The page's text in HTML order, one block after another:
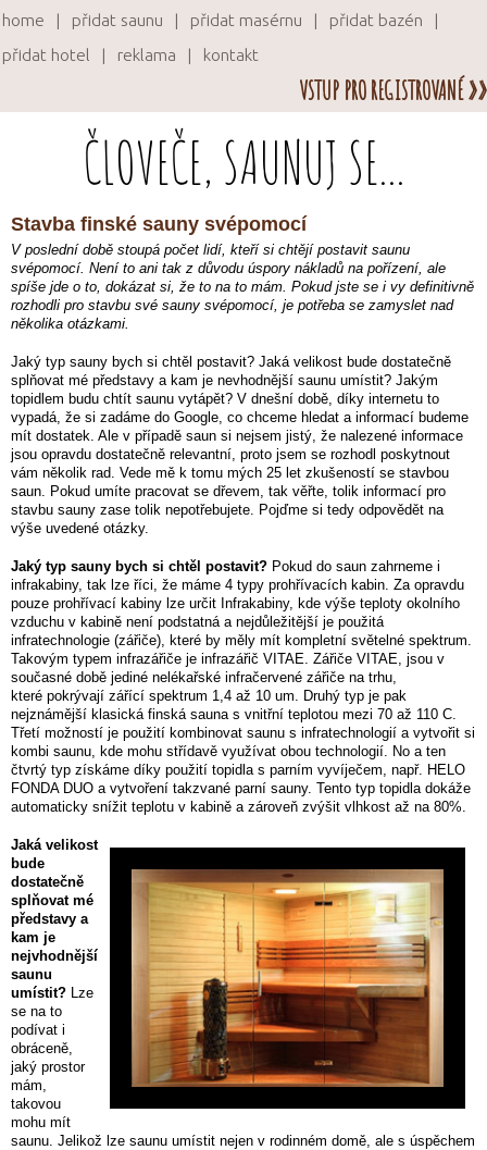
home přidat saunu přidat masérnu
přidat bazén
přidat hotel
reklama kontakt
VSTUP PRO REGISTROVANÉ »»
ČLOVEČE, SAUNUJ SE...
Stavba finské sauny svépomocí
V poslední době stoupá počet lidí, kteří si chtějí postavit saunu
svépomocí. Není to ani tak z důvodu úspory nákladů na pořízení, ale
spíše jde o to, dokázat si, že to na to mám. Pokud jste se i vy definitivně
rozhodli pro stavbu své sauny svépomocí, je potřeba se zamyslet nad
několika otázkami.
Jaký typ sauny bych si chtěl postavit? Jaká velikost bude dostatečně
splňovat mé představy a kam je nevhodnější saunu umístit? Jakým
topidlem budu chtít saunu vytápět? V dnešní době, díky internetu to
vypadá, že si zadáme do Google, co chceme hledat a informací budeme
mít dostatek. Ale v případě saun si nejsem jistý, že nalezené informace
jsou opravdu dostatečně relevantní, proto jsem se rozhodl poskytnout
vám několik rad. Vede mě k tomu mých 25 let zkušeností se stavbou
saun. Pokud umíte pracovat se dřevem, tak věřte, tolik informací pro
stavbu sauny zase tolik nepotřebujete. Pojďme si tedy odpovědět na
výše uvedené otázky.
Jaký typ sauny bych si chtěl postavit? Pokud do saun zahrneme i
infrakabiny, tak lze říci, že máme 4 typy prohřívacích kabin. Za opravdu
pouze prohřívací kabiny lze určit Infrakabiny, kde výše teploty okolního
vzduchu v kabině není podstatná a nejdůležitější je použitá
infratechnologie (zářiče), které by měly mít kompletní světelné spektrum.
Takovým typem infrazářiče je infrazářič VITAE. Zářiče VITAE, jsou v
současné době jediné nelékařské infračervené zářiče na trhu,
které pokrývají zářící spektrum 1,4 až 10 um. Druhý typ je pak
nejznámější klasická finská sauna s vnitřní teplotou mezi 70 až 110 C.
Třetí možností je použití kombinovat saunu s infratechnologií a vytvořit si
kombi saunu, kde mohu střídavě využívat obou technologií. No a ten
čtvrtý typ získáme díky použití topidla s parním vyvíječem, např. HELO
FONDA DUO a vytvoření takzvané parní sauny. Tento typ topidla dokáže
automaticky snížit teplotu v kabině a zároveň zvýšit vlhkost až na 80%.
Jaká velikost
bude
dostatečně
splňovat mé
představy a
kam je
nejvhodnější
saunu
umístit? Lze
se na to
podívat i
obráceně,
jaký prostor
mám,
takovou
mohu mít
saunu. Jelikož lze saunu umístit nejen v rodinném domě, ale s úspěchem